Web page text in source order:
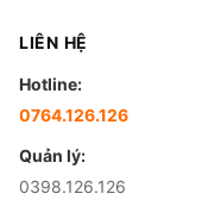
LIÊN HỆ
Hotline:
0764.126.126
Quản lý:
0398.126.126